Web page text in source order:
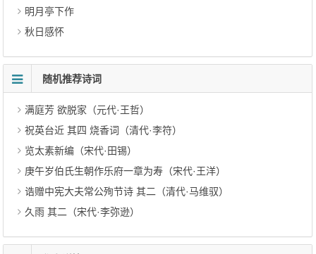
明月亭下作
秋日感怀
随机推荐诗词
满庭芳 欲脱家（元代·王哲）
祝英台近 其四 烧香词（清代·李符）
览太素新编（宋代·田锡）
庚午岁伯氏生朝作乐府一章为寿（宋代·王洋）
诰赠中宪大夫常公殉节诗 其二（清代·马维驭）
久雨 其二（宋代·李弥逊）